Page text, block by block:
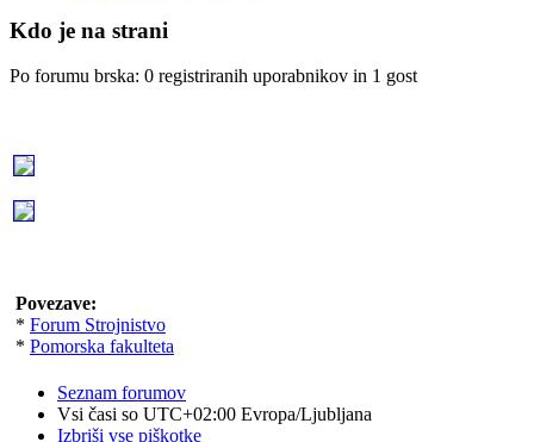
Kdo je na strani
Po forumu brska: 0 registriranih uporabnikov in 1 gost
Povezave:
* Forum Strojnistvo
* Pomorska fakulteta
Seznam forumov
Vsi časi so UTC+02:00 Evropa/Ljubljana
Izbriši vse piškotke